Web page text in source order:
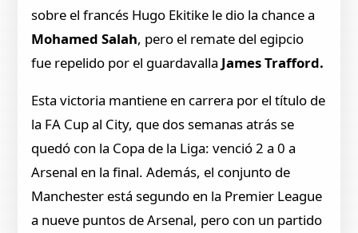
sobre el francés Hugo Ekitike le dio la chance a
Mohamed Salah, pero el remate del egipcio
fue repelido por el guardavalla James Trafford.
Esta victoria mantiene en carrera por el título de
la FA Cup al City, que dos semanas atrás se
quedó con la Copa de la Liga: venció 2 a 0 a
Arsenal en la final. Además, el conjunto de
Manchester está segundo en la Premier League
a nueve puntos de Arsenal, pero con un partido